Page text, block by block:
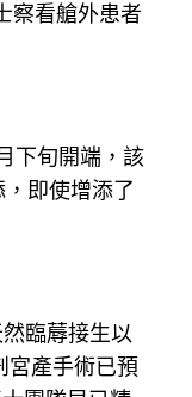
察看艙外患者
下旬開端，該
即使增添了
臨蓐接生以
宮產手術已預